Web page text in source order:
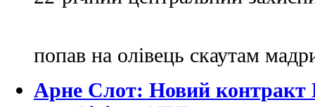
попав на олівець скаутам
Арне Слот: Новий контракт